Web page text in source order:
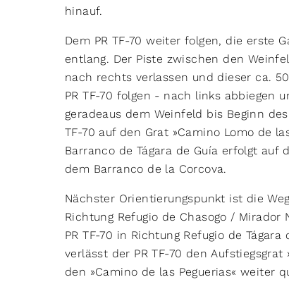
hinauf.
Dem PR TF-70 weiter folgen, die erste
entlang. Der Piste zwischen den
nach rechts verlassen und dieser ca.
PR TF-70 folgen - nach links abbiegen
geradeaus dem Weinfeld bis Beginn
TF-70 auf den Grat »Camino Lomo de
Barranco de Tágara de Guía erfolgt auf
dem Barranco de la Corcova.
Nächster Orientierungspunkt ist die
Richtung Refugio de Chasogo /
PR TF-70 in Richtung Refugio de
verlässt der PR TF-70 den
den »Camino de las Peguerias« weiter